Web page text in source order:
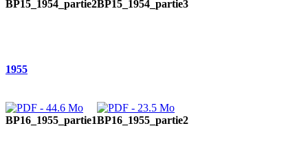
BP15_1954_partie2BP15_1954_partie3
1955
BP16_1955_partie1BP16_1955_partie2